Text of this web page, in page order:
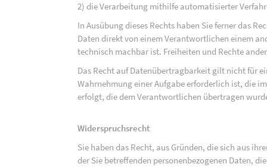
2) die Verarbeitung mithilfe automatisierter
In Ausübung dieses Rechts haben Sie ferner das
Daten direkt von einem Verantwortlichen einem
technisch machbar ist. Freiheiten und Rechte
Das Recht auf Datenübertragbarkeit gilt nicht für
Wahrnehmung einer Aufgabe erforderlich ist, die
erfolgt, die dem Verantwortlichen übertragen
Widerspruchsrecht
Sie haben das Recht, aus Gründen, die sich aus
der Sie betreffenden personenbezogenen Daten,